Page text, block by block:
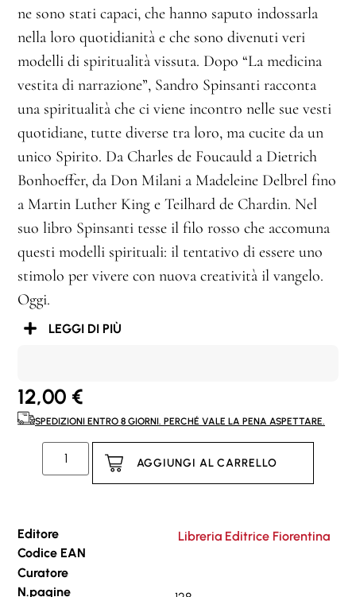
ne sono stati capaci, che hanno saputo indossarla
nella loro quotidianità e che sono divenuti veri
modelli di spiritualità vissuta. Dopo “La medicina
vestita di narrazione”, Sandro Spinsanti racconta
una spiritualità che ci viene incontro nelle sue vesti
quotidiane, tutte diverse tra loro, ma cucite da un
unico Spirito. Da Charles de Foucauld a Dietrich
Bonhoeffer, da Don Milani a Madeleine Delbrel fino
a Martin Luther King e Teilhard de Chardin. Nel
suo libro Spinsanti tesse il filo rosso che accomuna
questi modelli spirituali: il tentativo di essere uno
stimolo per vivere con nuova creatività il vangelo.
Oggi.
LEGGI DI PIÙ
12,00 €
SPEDIZIONI ENTRO 8 GIORNI. PERCHÉ VALE LA PENA ASPETTARE.
AGGIUNGI AL CARRELLO
Editore
Libreria Editrice Fiorentina
Codice EAN
Curatore
N.pagine